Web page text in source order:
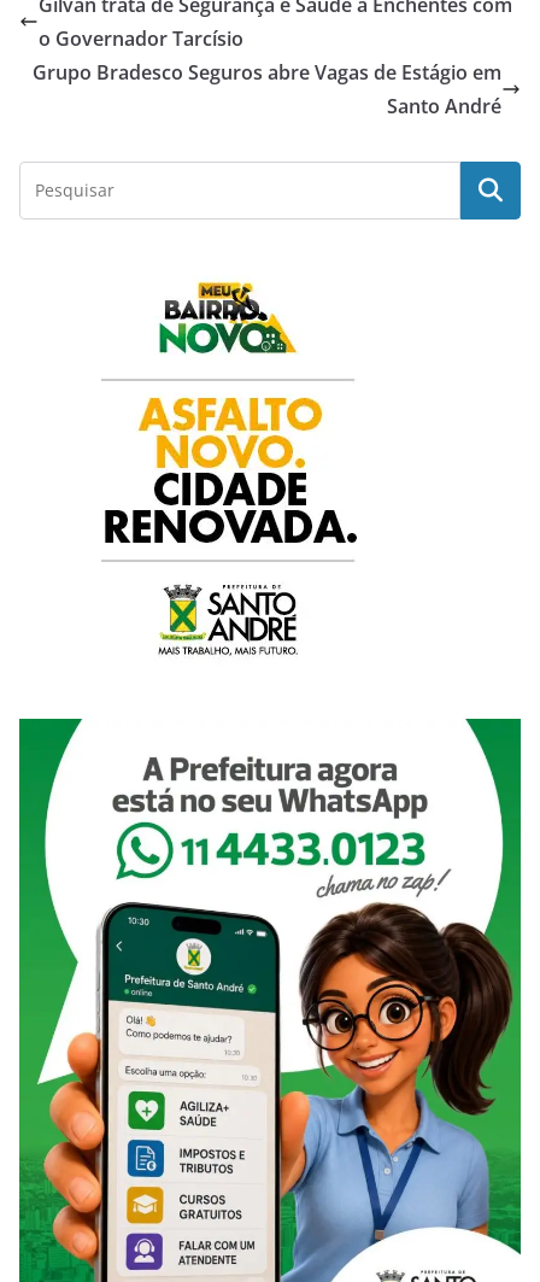
e
o
o
t
A
p
e
r
d
I
e
o Governador Tarcísio
Grupo Bradesco Seguros abre Vagas de Estágio em
Santo André